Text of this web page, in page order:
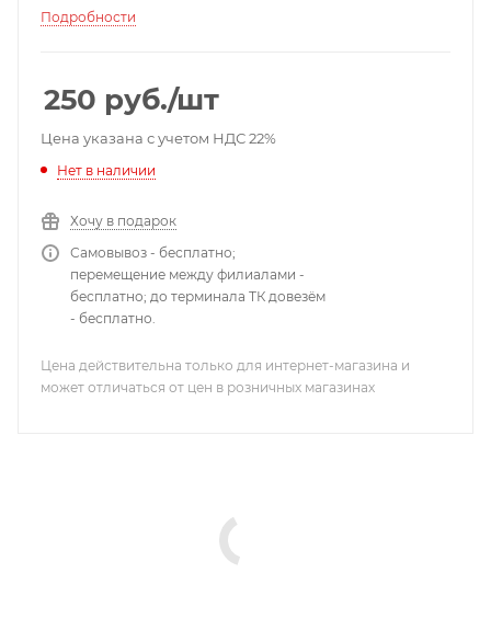
-50…+60°С; 0,098 кг.
Подробности
250 руб./шт
Цена указана с учетом НДС 22%
Нет в наличии
Хочу в подарок
Самовывоз - бесплатно;
перемещение между филиалами -
бесплатно; до терминала ТК довезём
- бесплатно.
Цена действительна только для интернет-магазина и
может отличаться от цен в розничных магазинах